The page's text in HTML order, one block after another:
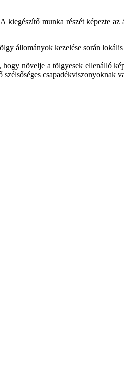
A kiegészítő munka részét képezte
állományok kezelése során
növelje a tölgyesek ellenálló
csapadékviszonyoknak